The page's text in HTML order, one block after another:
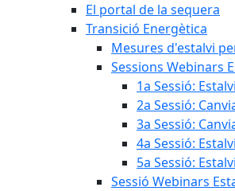
El portal de la sequera
Transició Energètica
Mesures d'estalvi
Sessions Webinars
1a Sessió:
2a Sessió:
3a Sessió:
4a Sessió:
5a Sessió:
Sessió Webinars